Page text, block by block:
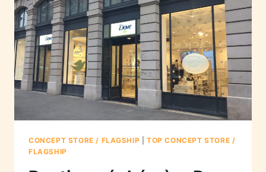
CONCEPT STORE / FLAGSHIP |TOP CONCEPT STORE /
FLAGSHIP